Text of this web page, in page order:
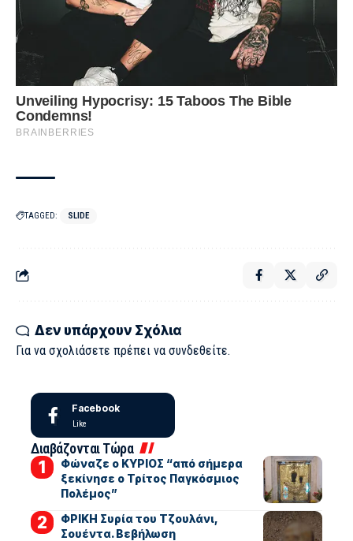
TAGGED: SLIDE
Δεν υπάρχουν Σχόλια
Για να σχολιάσετε πρέπει να συνδεθείτε.
Facebook
Like
Διαβάζονται Τώρα
Φώναζε ο ΚΥΡΙΟΣ “από σήμερα
ξεκίνησε ο Τρίτος Παγκόσμιος
Πολέμος”
ΦΡΙΚΗ Συρία του Τζουλάνι,
Σουέντα. Βεβήλωση